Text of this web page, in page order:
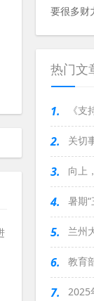
要很多财
热门文
1. 《
2. 关切
3. 向上
4. 暑期
5. 兰州
6. 教育
7. 2025